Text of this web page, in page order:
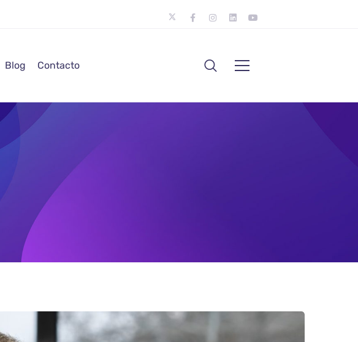
Blog Contacto